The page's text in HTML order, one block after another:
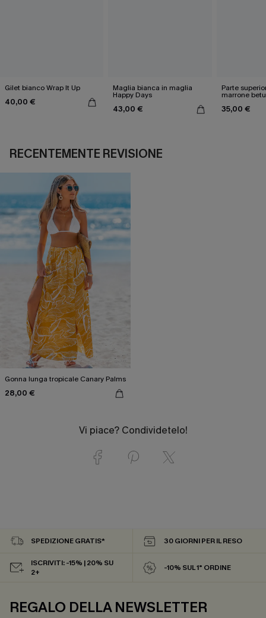
Gilet bianco Wrap It Up
40,00 €
Maglia bianca in maglia
Happy Days
43,00 €
Parte
marrone
35,00 €
RECENTEMENTE REVISIONE
Gonna lunga tropicale Canary Palms
28,00 €
Vi piace? Condividetelo!
SPEDIZIONE GRATIS* 30 GIORNI PER IL RESO
ISCRIVITI: -15% | 20% SU
2+
-10% SUL 1° ORDINE
REGALO DELLA NEWSLETTER